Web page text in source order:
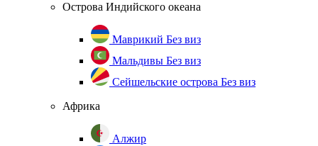
Острова Индийского океана
Маврикий Без виз
Мальдивы Без виз
Сейшельские острова Без виз
Африка
Алжир